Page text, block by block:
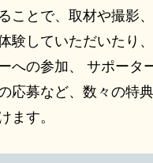
ことで、取材や撮影
験していただいたり
への参加、 サポータ
応募など、数々の特
ます。